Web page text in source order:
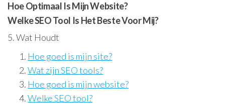
Hoe Optimaal Is Mijn Website?
Welke SEO Tool Is Het Beste Voor Mij?
5. Wat Houdt
Hoe goed is mijn site?
Wat zijn SEO tools?
Hoe goed is mijn website?
Welke SEO tool?